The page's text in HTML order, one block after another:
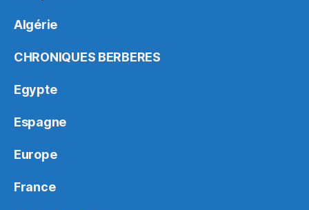
Algérie
CHRONIQUES BERBERES
Egypte
Espagne
Europe
France